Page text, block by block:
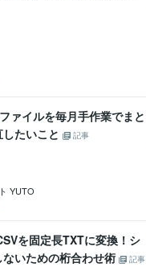
ァイルを毎月手作業でまと
たいこと
記事
YUTO
を固定長TXTに変換！シ
いための桁合わせ術
記事